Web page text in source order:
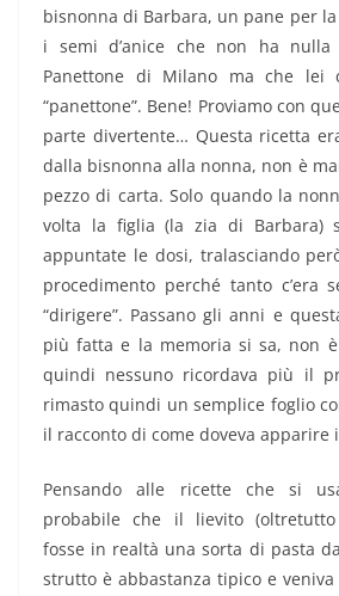
bisnonna di Barbara, un pane per
i semi d’anice che non ha
Panettone di Milano ma che lei
“panettone”. Bene! Proviamo con
parte divertente… Questa ricetta
dalla bisnonna alla nonna, non è
pezzo di carta. Solo quando la
volta la figlia (la zia di Barbara)
appuntate le dosi, tralasciando
procedimento perché tanto c’era
“dirigere”. Passano gli anni e
più fatta e la memoria si sa, non
quindi nessuno ricordava più il
rimasto quindi un semplice foglio
il racconto di come doveva
Pensando alle ricette che si
probabile che il lievito
fosse in realtà una sorta di pasta
strutto è abbastanza tipico e veniva